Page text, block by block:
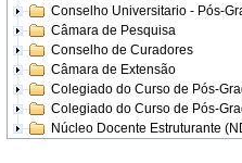
Conselho Universitario - Pós-
Câmara de Pesquisa
Conselho de Curadores
Câmara de Extensão
Colegiado do Curso de Pós-
Colegiado do Curso de Pós-
Núcleo Docente Estruturante